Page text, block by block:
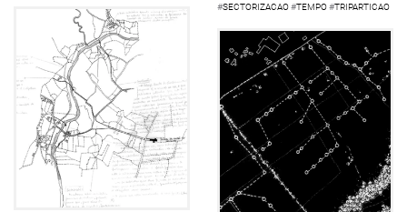
#SECTORIZACAO#TEMPO#TRIPARTICAO